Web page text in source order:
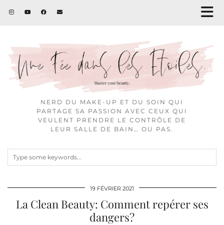
NERD DU MAKE-UP ET DU SOIN QUI
PARTAGE SA PASSION AVEC CEUX QUI
VEULENT PRENDRE LE CONTRÔLE DE
LEUR SALLE DE BAIN… OU PAS.
19 FÉVRIER 2021
La Clean Beauty: Comment repérer ses
dangers?